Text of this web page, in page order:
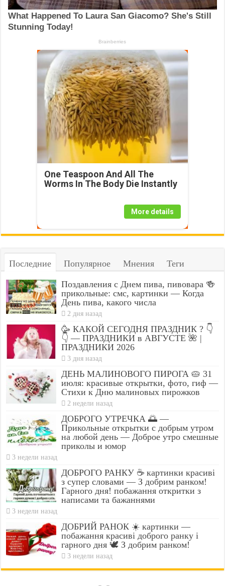
One Teaspoon And All The
Worms In The Body Die Instantly
More details
Последние Популярное Мнения Теги
Поздавления с Днем пива, пивовара 🍻
прикольные: смс, картинки — Когда
День пива, какого числа
2 дня назад
🥳 КАКОЙ СЕГОДНЯ ПРАЗДНИК ? 👇
👇 — ПРАЗДНИКИ в АВГУСТЕ 🌺 |
ПРАЗДНИКИ 2026
3 дня назад
ДЕНЬ МАЛИНОВОГО ПИРОГА 🥧 31
июля: красивые открытки, фото, гиф —
Стихи к Дню малиновых пирожков
2 недели назад
ДОБРОГО УТРЕЧКА 🌅 —
Прикольные открытки с добрым утром
на любой день — Доброе утро смешные
приколы и юмор
3 недели назад
ДОБРОГО РАНКУ ☕ картинки красиві
з супер словами — З добрим ранком!
Гарного дня! побажання откритки з
написами та бажаннями
3 недели назад
ДОБРИЙ РАНОК ☀️ картинки —
побажання красиві доброго ранку і
гарного дня 🕊️ З добрим ранком!
3 недели назад